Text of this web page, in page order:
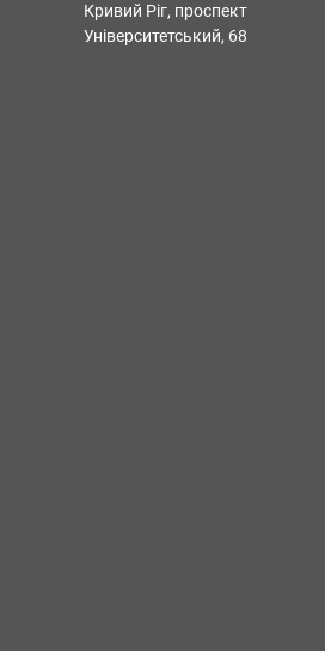
Кривий Ріг, проспект
Університетський, 68